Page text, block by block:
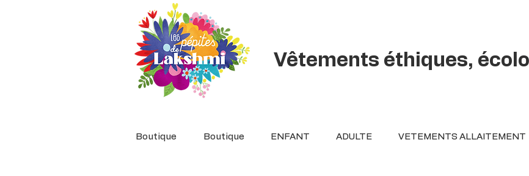
Vêtements éthiques,
Boutique Boutique ENFANT ADULTE VETEMENTS ALLAITEMENT